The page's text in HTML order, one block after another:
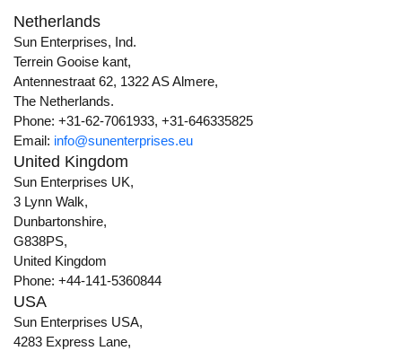
Netherlands
Sun Enterprises, Ind.
Terrein Gooise kant,
Antennestraat 62, 1322 AS Almere,
The Netherlands.
Phone: +31-62-7061933, +31-646335825
Email: info@sunenterprises.eu
United Kingdom
Sun Enterprises UK,
3 Lynn Walk,
Dunbartonshire,
G838PS,
United Kingdom
Phone: +44-141-5360844
USA
Sun Enterprises USA,
4283 Express Lane,